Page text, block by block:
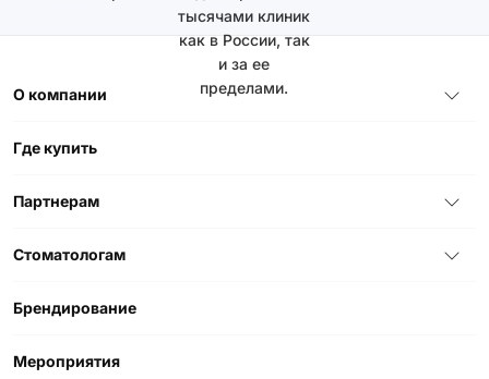
тысячами клиник
как в России, так
и за ее
пределами.
О компании
Где купить
Партнерам
Стоматологам
Брендирование
Мероприятия